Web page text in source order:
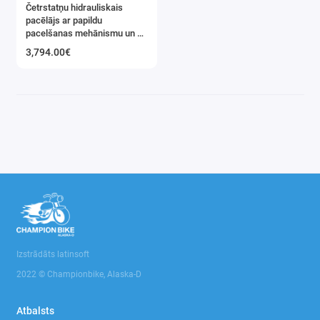
Instrumentu rati, plaukti, darba galdi
Manometriskie spiediena testeri
Transmisijas domkrati, statnes
Preses
Domkrati
Smilšu strūklas un Ultraskaņas mazgāšanas
iekārtas
Pulēšanas mašīnas
Četrstatņu hidrauliskais
pacēlājs ar papildu
pacelšanas mehānismu un 5
3,794.00€
Izstrādāts latinsoft
2022 © Championbike, Alaska-D
Atbalsts